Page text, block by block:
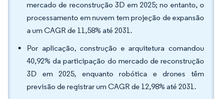
mercado de reconstrução 3D em 2025; no entanto, o
processamento em nuvem tem projeção de expansão
a um CAGR de 11,58% até 2031.
Por aplicação, construção e arquitetura comandou
40,92% da participação do mercado de reconstrução
3D em 2025, enquanto robótica e drones têm
previsão de registrar um CAGR de 12,98% até 2031.